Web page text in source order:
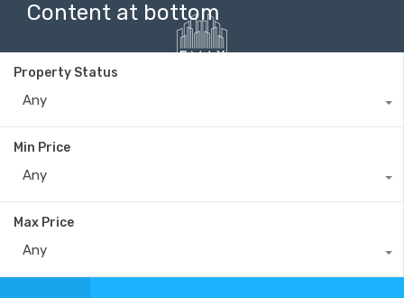
Content at bottom
Property Status
Any
Min Price
Any
Max Price
Any